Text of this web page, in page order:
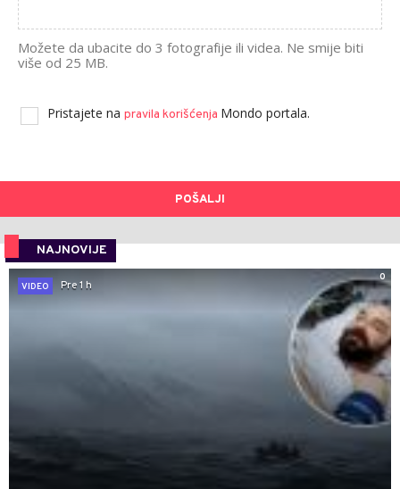
Možete da ubacite do 3 fotografije ili videa. Ne smije biti
više od 25 MB.
Pristajete na pravila korišćenja Mondo portala.
POŠALJI
NAJNOVIJE
0
VIDEO
Pre 1 h